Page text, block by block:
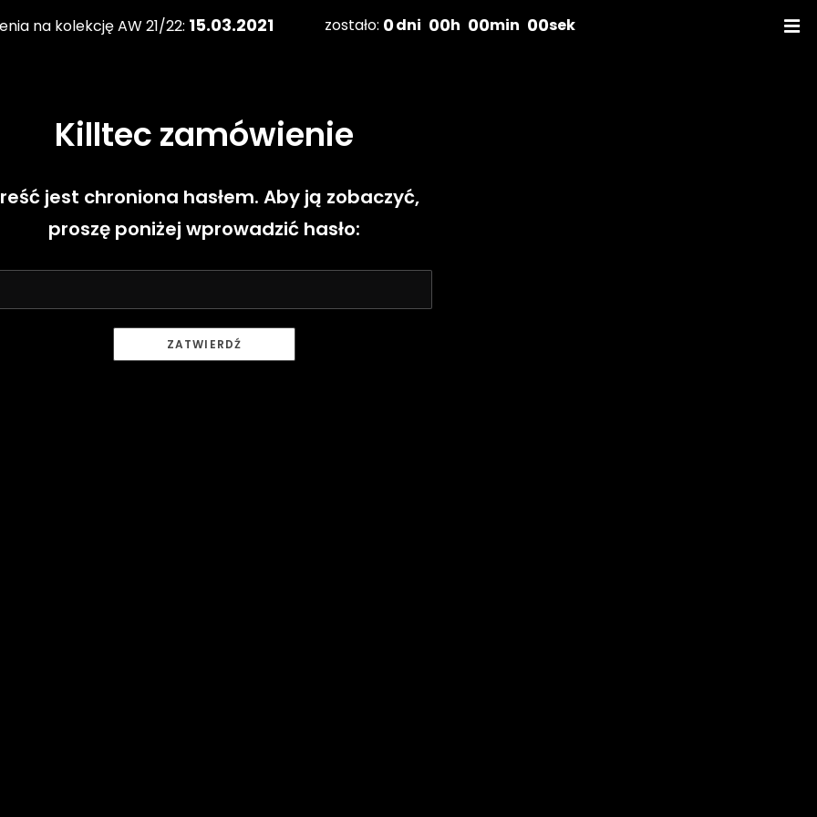
na kolekcję AW 21/22: 15.03.2021 zostało: 0dni 00h 00min 00sek
Killtec zamówienie
jest chroniona hasłem. Aby ją zobaczyć,
proszę poniżej wprowadzić hasło: